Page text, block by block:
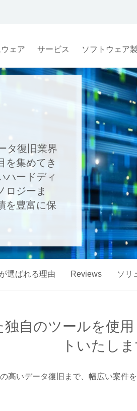
ェア サービス ソフトウェア
タ復旧業界
を集めてき
ハードディ
ロジーま
を豊富に保
選ばれる理由 Reviews ソリ
自のツールを使
トいたしま
高いデータ復旧まで、幅広い案件